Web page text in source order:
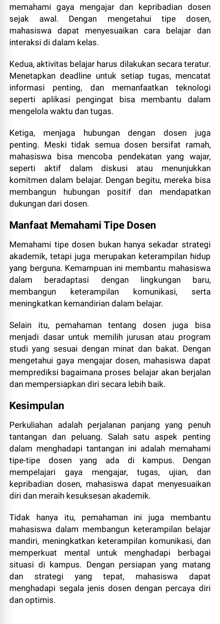
memahami gaya mengajar dan kepribadian dosen
sejak awal. Dengan mengetahui tipe dosen,
mahasiswa dapat menyesuaikan cara belajar dan
interaksi di dalam kelas.
Kedua, aktivitas belajar harus dilakukan secara teratur.
Menetapkan deadline untuk setiap tugas, mencatat
informasi penting, dan memanfaatkan teknologi
seperti aplikasi pengingat bisa membantu dalam
mengelola waktu dan tugas.
Ketiga, menjaga hubungan dengan dosen juga
penting. Meski tidak semua dosen bersifat ramah,
mahasiswa bisa mencoba pendekatan yang wajar,
seperti aktif dalam diskusi atau menunjukkan
komitmen dalam belajar. Dengan begitu, mereka bisa
membangun hubungan positif dan mendapatkan
dukungan dari dosen.
Manfaat Memahami Tipe Dosen
Memahami tipe dosen bukan hanya sekadar strategi
akademik, tetapi juga merupakan keterampilan hidup
yang berguna. Kemampuan ini membantu mahasiswa
dalam beradaptasi dengan lingkungan baru,
membangun keterampilan komunikasi, serta
meningkatkan kemandirian dalam belajar.
Selain itu, pemahaman tentang dosen juga bisa
menjadi dasar untuk memilih jurusan atau program
studi yang sesuai dengan minat dan bakat. Dengan
mengetahui gaya mengajar dosen, mahasiswa dapat
memprediksi bagaimana proses belajar akan berjalan
dan mempersiapkan diri secara lebih baik.
Kesimpulan
Perkuliahan adalah perjalanan panjang yang penuh
tantangan dan peluang. Salah satu aspek penting
dalam menghadapi tantangan ini adalah memahami
tipe-tipe dosen yang ada di kampus. Dengan
mempelajari gaya mengajar, tugas, ujian, dan
kepribadian dosen, mahasiswa dapat menyesuaikan
diri dan meraih kesuksesan akademik.
Tidak hanya itu, pemahaman ini juga membantu
mahasiswa dalam membangun keterampilan belajar
mandiri, meningkatkan keterampilan komunikasi, dan
memperkuat mental untuk menghadapi berbagai
situasi di kampus. Dengan persiapan yang matang
dan strategi yang tepat, mahasiswa dapat
menghadapi segala jenis dosen dengan percaya diri
dan optimis.